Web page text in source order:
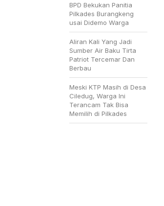
BPD Bekukan Panitia
Pilkades Burangkeng
usai Didemo Warga
Aliran Kali Yang Jadi
Sumber Air Baku Tirta
Patriot Tercemar Dan
Berbau
Meski KTP Masih di Desa
Ciledug, Warga Ini
Terancam Tak Bisa
Memilih di Pilkades